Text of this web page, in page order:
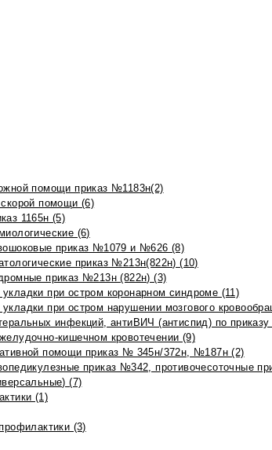
помощи приказ №1183н(2)
помощи (6)
1165н (5)
(6)
приказ №1079 и №626 (8)
приказ №213н(822н) (10)
приказ №213н (822н) (3)
при остром коронарном синдроме (11)
при остром нарушении мозгового
инфекций, антиВИЧ (антиспид) по
кишечном кровотечении (9)
помощи приказ № 345н/372н, №187н (2)
приказ №342, противочесоточные
(7)
(1)
(3)